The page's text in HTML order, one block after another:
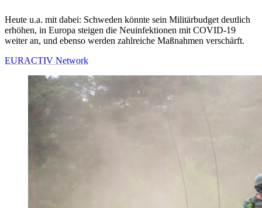
Heute u.a. mit dabei: Schweden könnte sein Militärbudget deutlich
erhöhen, in Europa steigen die Neuinfektionen mit COVID-19
weiter an, und ebenso werden zahlreiche Maßnahmen verschärft.
EURACTIV Network